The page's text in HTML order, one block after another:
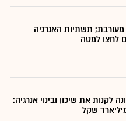
תשתיות האנרגיה
לחצו למטה
לקנות את שיכון ובינוי אנרגיה: